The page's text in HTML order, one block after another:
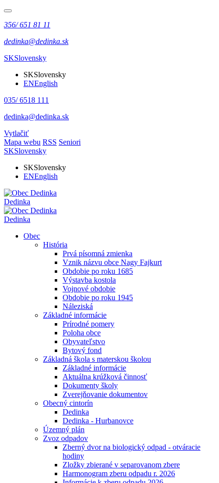
356/ 651 81 11
dedinka@dedinka.sk
SKSlovensky
SKSlovensky
ENEnglish
035/ 6518 111
dedinka@dedinka.sk
Vytlačiť
Mapa webu RSS Seniori
SKSlovensky
SKSlovensky
ENEnglish
Dedinka
Dedinka
Obec
História
Prvá písomná zmienka
Vznik názvu obce Nagy Fajkurt
Obdobie po roku 1685
Výstavba kostola
Vojnové obdobie
Obdobie po roku 1945
Náleziská
Základné informácie
Prírodné pomery
Poloha obce
Obyvateľstvo
Bytový fond
Základná škola s materskou školou
Základné informácie
Aktuálna krúžková činnosť
Dokumenty školy
Zverejňovanie dokumentov
Obecný cintorín
Dedinka
Dedinka - Hurbanovce
Územný plán
Zvoz odpadov
Zberný dvor na biologický odpad - otváracie
hodiny
Zložky zbierané v separovanom zbere
Harmonogram zberu odpadu r. 2026